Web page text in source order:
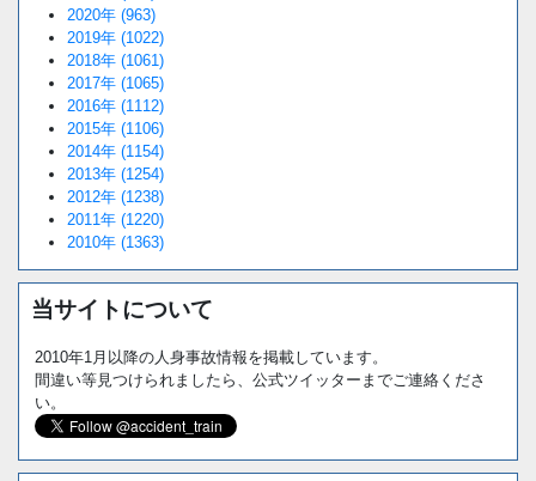
2020年 (963)
2019年 (1022)
2018年 (1061)
2017年 (1065)
2016年 (1112)
2015年 (1106)
2014年 (1154)
2013年 (1254)
2012年 (1238)
2011年 (1220)
2010年 (1363)
当サイトについて
2010年1月以降の人身事故情報を掲載しています。
間違い等見つけられましたら、公式ツイッターまでご連絡くださ
い。